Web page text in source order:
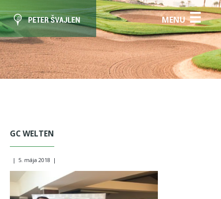
MENU☰
GC WELTEN
| 5. mája 2018 |